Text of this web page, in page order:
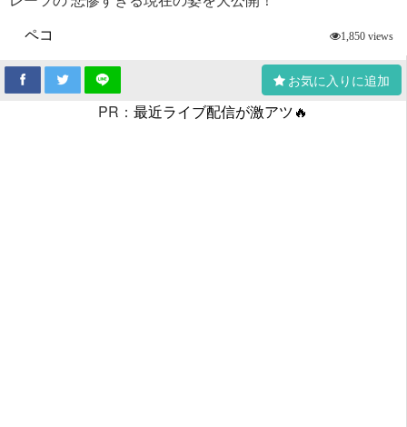
ペコ
1,850 views
お気に入りに追加
PR： 最近ライブ配信が激アツ🔥